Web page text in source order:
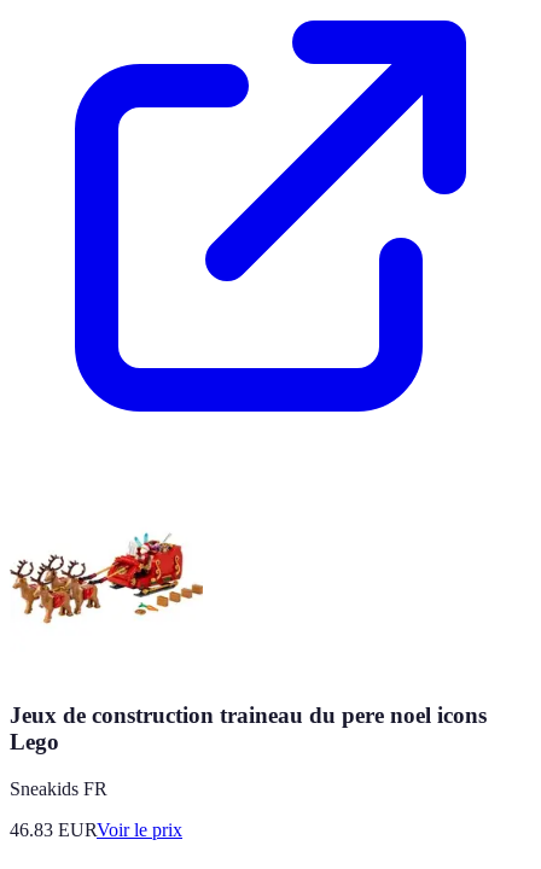
Jeux de construction traineau du pere noel icons
Lego
Sneakids FR
46.83 EURVoir le prix